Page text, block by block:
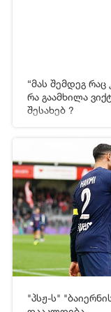
“მას შემდეგ
რა გაამხილა
შესახებ ?
[xfgiven_video2][/
"პსჟ-ს"